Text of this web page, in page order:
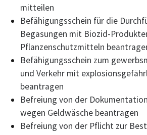
mitteilen
Befähigungsschein für die
Begasungen mit Biozid-
Pflanzenschutzmitteln
Befähigungsschein zum
und Verkehr mit
beantragen
Befreiung von der
wegen Geldwäsche beantragen
Befreiung von der Pflicht zur